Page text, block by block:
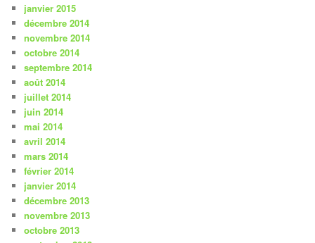
janvier 2015
décembre 2014
novembre 2014
octobre 2014
septembre 2014
août 2014
juillet 2014
juin 2014
mai 2014
avril 2014
mars 2014
février 2014
janvier 2014
décembre 2013
novembre 2013
octobre 2013